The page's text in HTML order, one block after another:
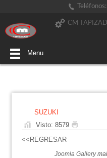
CM
Menu
SUZUKI
Visto: 8579
<<REGRESAR
Joomla Gallery